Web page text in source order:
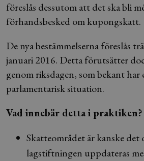
föreslås dessutom att det ska bli
förhandsbesked om kupongskatt.
De nya bestämmelserna föreslås
januari 2016. Detta förutsätter
genom riksdagen, som bekant
parlamentarisk situation.
Vad innebär detta i praktiken?
Skatteområdet är kanske det
lagstiftningen uppdateras